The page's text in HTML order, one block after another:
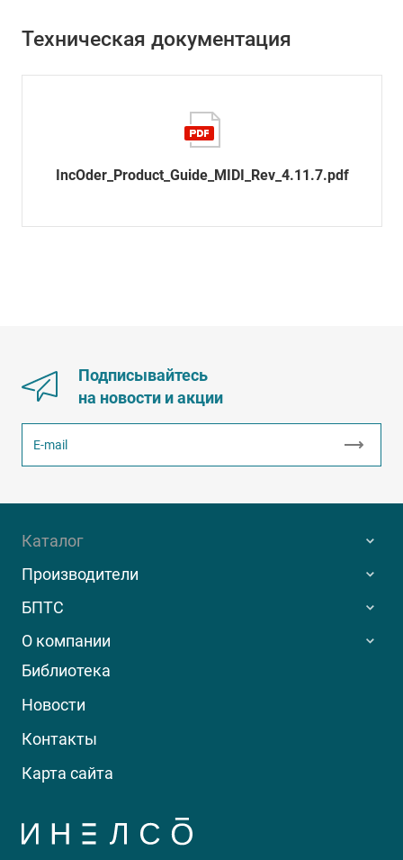
Техническая документация
IncOder_Product_Guide_MIDI_Rev_4.11.7.pdf
Подписывайтесь
на новости и акции
Каталог
Производители
БПТС
О компании
Библиотека
Новости
Контакты
Карта сайта